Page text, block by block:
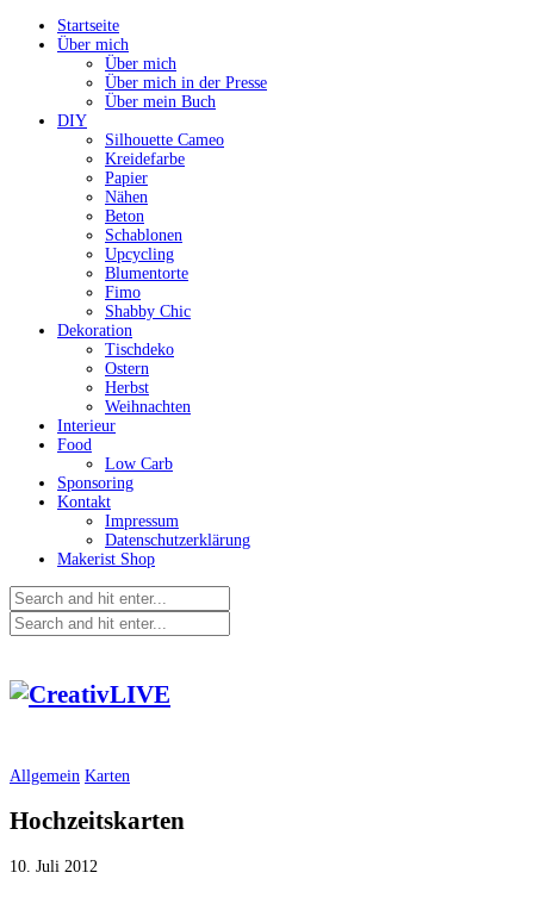
Startseite
Über mich
Über mich
Über mich in der Presse
Über mein Buch
DIY
Silhouette Cameo
Kreidefarbe
Papier
Nähen
Beton
Schablonen
Upcycling
Blumentorte
Fimo
Shabby Chic
Dekoration
Tischdeko
Ostern
Herbst
Weihnachten
Interieur
Food
Low Carb
Sponsoring
Kontakt
Impressum
Datenschutzerklärung
Makerist Shop
Allgemein Karten
Hochzeitskarten
10. Juli 2012